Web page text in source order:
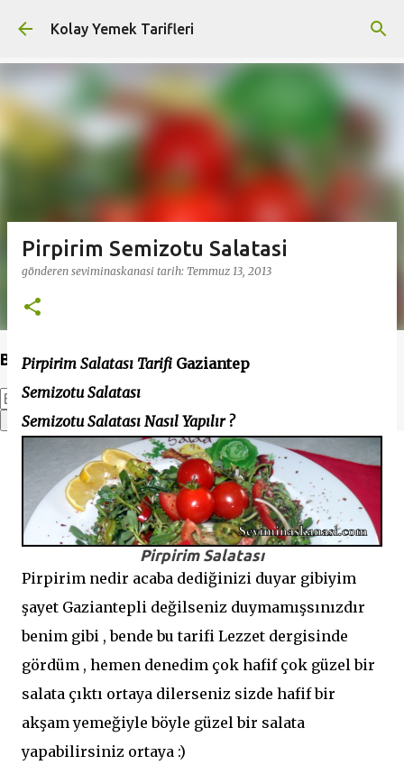
Ana içeriğe atla
Kolay Yemek Tarifleri
Bu Blogda Ara
Pirpirim Semizotu Salatasi
gönderen seviminaskanasi tarih: Temmuz 13, 2013
Pirpirim Salatası Tarifi Gaziantep
Semizotu Salatası
Semizotu Salatası Nasıl Yapılır ?
Pirpirim Salatası
Pirpirim nedir acaba dediğinizi duyar gibiyim
şayet Gaziantepli değilseniz duymamışsınızdır
benim gibi , bende bu tarifi Lezzet dergisinde
gördüm , hemen denedim çok hafif çok güzel bir
salata çıktı ortaya dilerseniz sizde hafif bir
akşam yemeğiyle böyle güzel bir salata
yapabilirsiniz ortaya :)